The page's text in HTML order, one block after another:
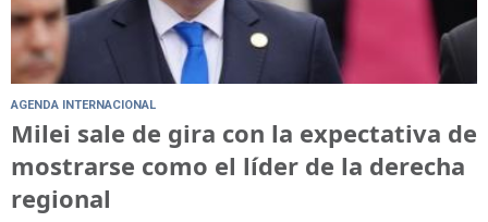
AGENDA INTERNACIONAL
Milei sale de gira con la expectativa de
mostrarse como el líder de la derecha
regional